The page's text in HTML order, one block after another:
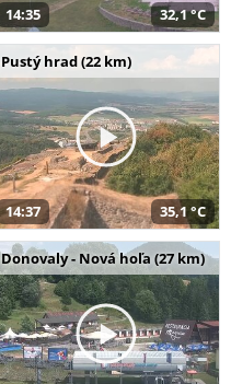
14:35 32,1 °C
Pustý hrad (22 km)
14:37 35,1 °C
Donovaly - Nová hoľa (27 km)